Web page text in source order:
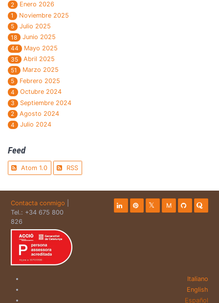
2
Enero 2026
1
Noviembre 2025
5
Julio 2025
18
Junio 2025
44
Mayo 2025
35
Abril 2025
51
Marzo 2025
5
Febrero 2025
4
Octubre 2024
3
Septiembre 2024
2
Agosto 2024
4
Julio 2024
Feed
Atom 1.0 RSS
Contacta conmigo
Tel.: +34 675 800
826
M
Italiano
English
Español